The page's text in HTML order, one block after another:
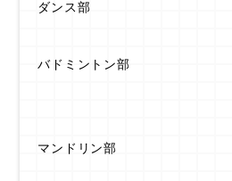
ダンス部
バドミントン部
マンドリン部